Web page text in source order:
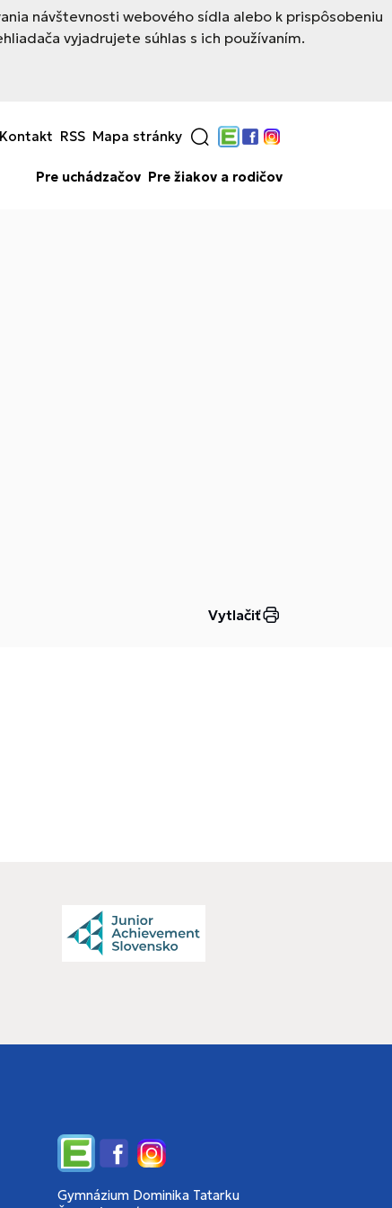
návštevnosti webového sídla alebo k prispôsobeniu
vyjadrujete súhlas s ich používaním.
Kontakt RSS Mapa stránky
Edupage
Facebook
Instagram
Pre uchádzačov Pre žiakov a rodičov
Vytlačiť
EdupageFacebookInstagram
Gymnázium Dominika Tatarku